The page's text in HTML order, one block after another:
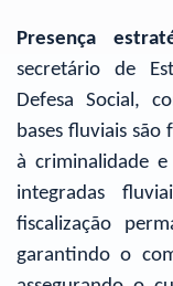
Presença
secretário de
Defesa Social,
bases fluviais
à criminalidade e
integradas
fiscalização
garantindo o